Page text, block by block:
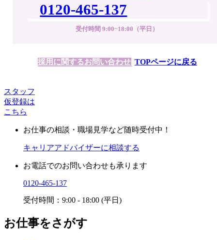
0120-465-137
受付時間 9:00~18:00（平日）
採用に関するお問い合わせ TOPページに戻る
スタッフ
仮登録は
こちら
お仕事の相談・職場見学など随時受付中！
キャリアアドバイザーに相談する
お電話でのお問い合わせも承ります
0120-465-137
受付時間：9:00 - 18:00 (平日)
お仕事をさがす